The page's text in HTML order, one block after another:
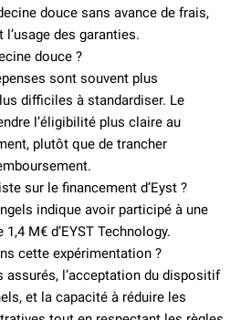
douce sans avance de frais,
des garanties.
douce ?
sont souvent plus
difficiles à standardiser. Le
l’éligibilité plus claire au
plutôt que de trancher
sur le financement d’Eyst ?
indique avoir participé à une
M€ d’EYST Technology.
cette expérimentation ?
assurés, l’acceptation du dispositif
et la capacité à réduire les